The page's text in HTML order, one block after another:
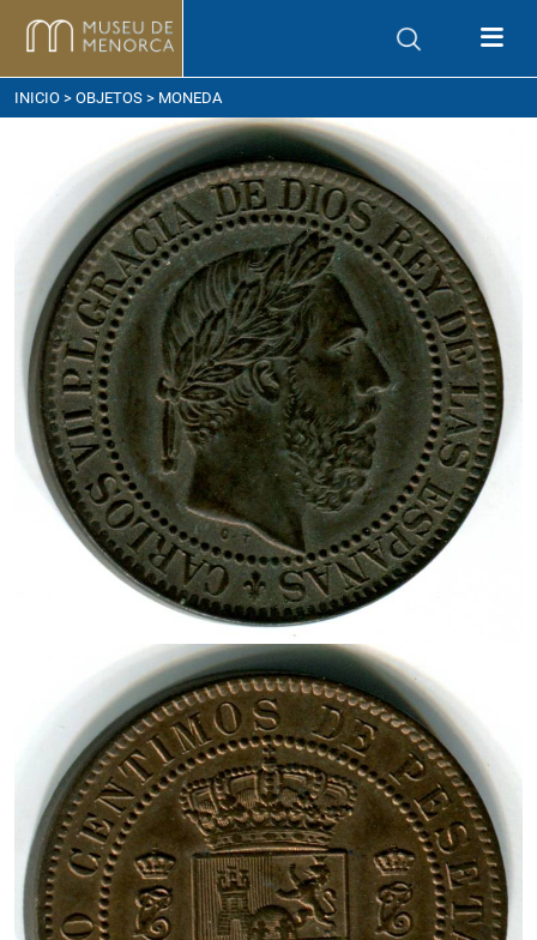
llegar
INICIO > OBJETOS > MONEDA